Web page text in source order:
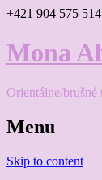
+421 904 575 514
Mona
Orientálne/brušné
Menu
Skip to content